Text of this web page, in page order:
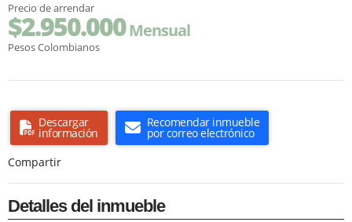
Precio de arrendar
$2.950.000Mensual
Pesos Colombianos
Descargar
información
Recomendar inmueble
por correo electrónico
Compartir
Detalles del inmueble